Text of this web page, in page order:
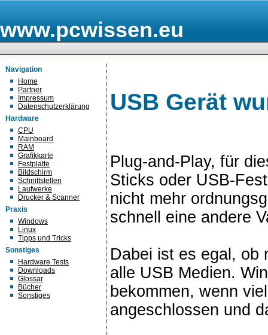
www.pcwissen.eu
Navigation
Home
Partner
Impressum
Datenschutzerklärung
Hardware
CPU
Mainboard
RAM
Grafikkarte
Festplatte
Bildschirm
Schnittstellen
Laufwerke
Drucker & Scanner
Praxis
Windows
Linux
Tipps und Tricks
Sonstiges
Hardware Tests
Downloads
Glossar
Bücher
Sonstiges
USB Gerät
Plug-and-Play, für
Sticks oder USB-
nicht mehr
schnell eine andere
Dabei ist es egal, ob
alle USB Medien.
bekommen, wenn
angeschlossen und